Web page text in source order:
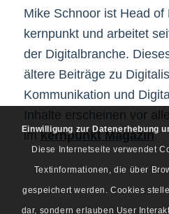
Mike Schnoor ist Head of
kernpunkt und arbeitet
der Digitalbranche.
ältere Beiträge zu
Kommunikation und
Inhalte erscheinen vor
imkernpunkt Magazin.
Einwilligung zur Datenerhebung
Diese Internetseite verwendet
Textinformationen, die über
gespeichert werden. Cookies
dar, sondern erlauben User